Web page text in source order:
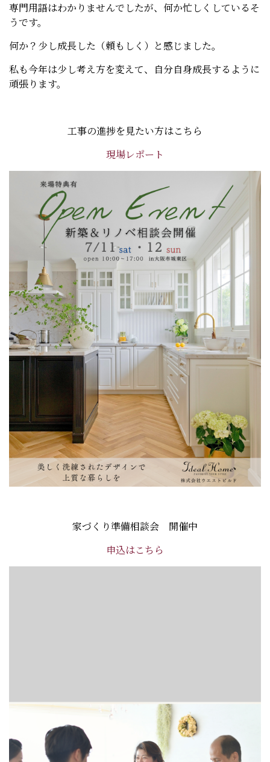
専門用語はわかりませんでしたが、何か忙しくしているそ
うです。
何か？少し成長した（頼もしく）と感じました。
私も今年は少し考え方を変えて、自分自身成長するように
頑張ります。
工事の進捗を見たい方はこちら
現場レポート
家づくり準備相談会 開催中
申込はこちら